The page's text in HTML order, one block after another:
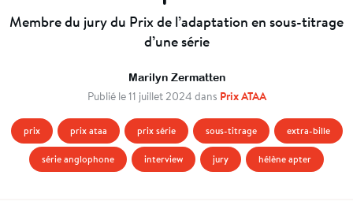
Membre du jury du Prix de l’adaptation en sous-titrage
d’une série
Marilyn Zermatten
Publié le 11 juillet 2024 dans Prix ATAA
prix prix ataa prix série sous-titrage extra-bille
série anglophone interview jury hélène apter